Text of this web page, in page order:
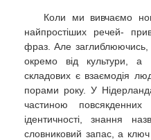
Коли ми вивчаємо
найпростіших речей-
фраз. Але
окремо від культури, а
складових є взаємодія
порами року. У
частиною
ідентичності, знання
словниковий запас, а